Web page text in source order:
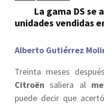
La gama DS se
unidades vendidas
Alberto Gutiérrez
Treinta meses
Citroën saliera al
puede decir que